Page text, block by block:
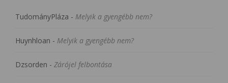
TudományPláza - Melyik a gyengébb nem?
Huynhloan - Melyik a gyengébb nem?
Dzsorden - Zárójel felbontása